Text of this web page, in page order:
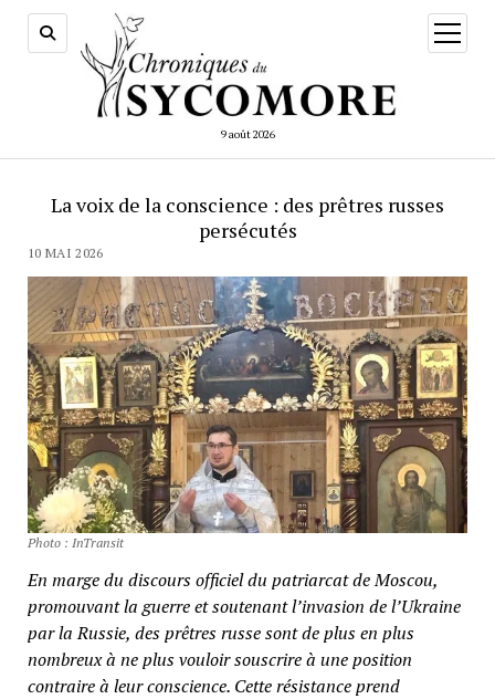
9 août 2026
ouvrir
menu
La voix de la conscience : des prêtres russes
persécutés
10 MAI 2026
Photo : InTransit
En marge du discours officiel du patriarcat de Moscou,
promouvant la guerre et soutenant l’invasion de l’Ukraine
par la Russie, des prêtres russe sont de plus en plus
nombreux à ne plus vouloir souscrire à une position
contraire à leur conscience. Cette résistance prend